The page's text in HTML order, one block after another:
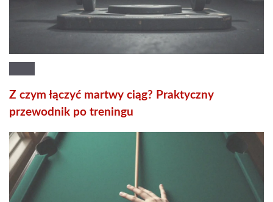
Z czym łączyć martwy ciąg? Praktyczny
przewodnik po treningu